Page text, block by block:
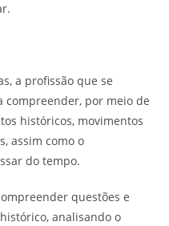
a profissão que se
compreender, por meio de
históricos, movimentos
assim como o
do tempo.
questões e
analisando o